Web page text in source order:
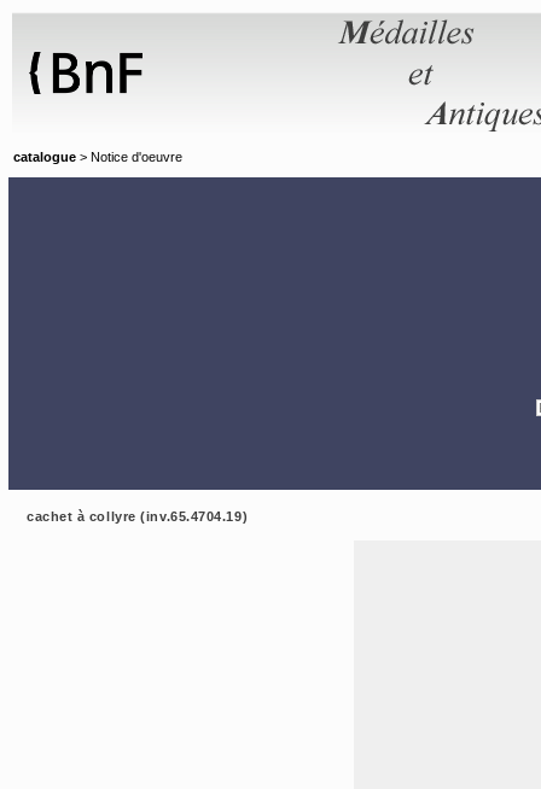
catalogue > Notice d'oeuvre
cachet à collyre (inv.65.4704.19)